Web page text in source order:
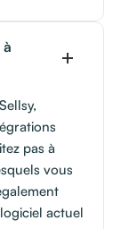
pas à
vous
actuel